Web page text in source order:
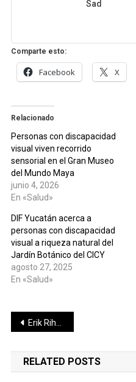
Sad
Comparte esto:
Facebook X
Relacionado
Personas con discapacidad
visual viven recorrido
sensorial en el Gran Museo
del Mundo Maya
junio 4, 2026
En «Salud»
DIF Yucatán acerca a
personas con discapacidad
visual a riqueza natural del
Jardín Botánico del CICY
agosto 27, 2025
En «Salud»
Navegación
de
entradas
Erik Rihani impulsa salud comunitaria en Paraíso
RELATED POSTS